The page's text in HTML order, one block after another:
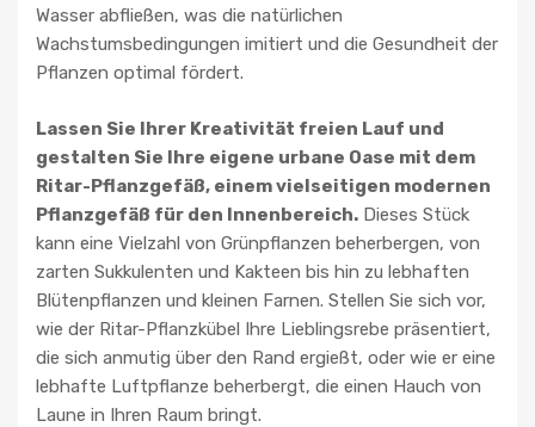
Wasser abfließen, was die natürlichen
Wachstumsbedingungen imitiert und die Gesundheit der
Pflanzen optimal fördert.
Lassen Sie Ihrer Kreativität freien Lauf und
gestalten Sie Ihre eigene urbane Oase mit dem
Ritar-Pflanzgefäß, einem vielseitigen modernen
Pflanzgefäß für den Innenbereich. Dieses Stück
kann eine Vielzahl von Grünpflanzen beherbergen, von
zarten Sukkulenten und Kakteen bis hin zu lebhaften
Blütenpflanzen und kleinen Farnen. Stellen Sie sich vor,
wie der Ritar-Pflanzkübel Ihre Lieblingsrebe präsentiert,
die sich anmutig über den Rand ergießt, oder wie er eine
lebhafte Luftpflanze beherbergt, die einen Hauch von
Laune in Ihren Raum bringt.